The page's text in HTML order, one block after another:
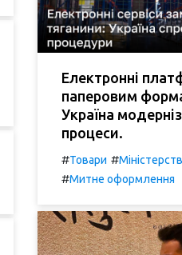
Електронні
паперовим
Україна
процеси.
#Товари #
#Митне оформлення